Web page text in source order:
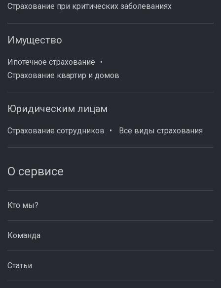
Страхование при критических заболеваниях
Имущество
Ипотечное страхование
Страхование квартир и домов
Юридическим лицам
Страхование сотрудников Все виды страхования
О сервисе
Кто мы?
Команда
Статьи